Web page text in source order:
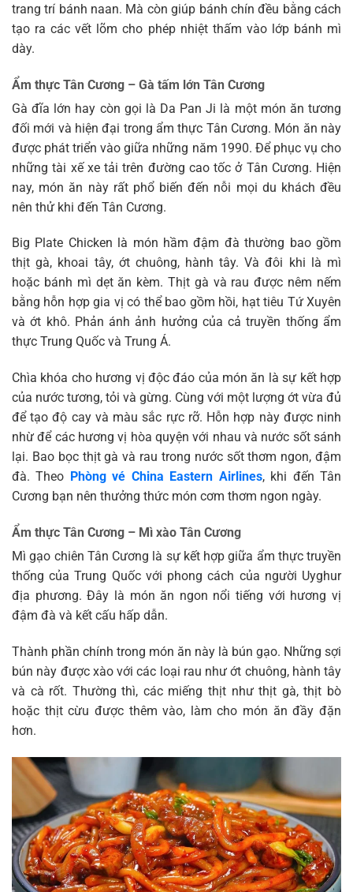
trang trí bánh naan. Mà còn giúp bánh chín đều bằng cách
tạo ra các vết lõm cho phép nhiệt thấm vào lớp bánh mì
dày.
Ẩm thực Tân Cương – Gà tấm lớn Tân Cương
Gà đĩa lớn hay còn gọi là Da Pan Ji là một món ăn tương
đối mới và hiện đại trong ẩm thực Tân Cương. Món ăn này
được phát triển vào giữa những năm 1990. Để phục vụ cho
những tài xế xe tải trên đường cao tốc ở Tân Cương. Hiện
nay, món ăn này rất phổ biến đến nỗi mọi du khách đều
nên thử khi đến Tân Cương.
Big Plate Chicken là món hầm đậm đà thường bao gồm
thịt gà, khoai tây, ớt chuông, hành tây. Và đôi khi là mì
hoặc bánh mì dẹt ăn kèm. Thịt gà và rau được nêm nếm
bằng hỗn hợp gia vị có thể bao gồm hồi, hạt tiêu Tứ Xuyên
và ớt khô. Phản ánh ảnh hưởng của cả truyền thống ẩm
thực Trung Quốc và Trung Á.
Chìa khóa cho hương vị độc đáo của món ăn là sự kết hợp
của nước tương, tỏi và gừng. Cùng với một lượng ớt vừa đủ
để tạo độ cay và màu sắc rực rỡ. Hỗn hợp này được ninh
nhừ để các hương vị hòa quyện với nhau và nước sốt sánh
lại. Bao bọc thịt gà và rau trong nước sốt thơm ngon, đậm
đà. Theo Phòng vé China Eastern Airlines, khi đến Tân
Cương bạn nên thưởng thức món cơm thơm ngon ngày.
Ẩm thực Tân Cương – Mì xào Tân Cương
Mì gạo chiên Tân Cương là sự kết hợp giữa ẩm thực truyền
thống của Trung Quốc với phong cách của người Uyghur
địa phương. Đây là món ăn ngon nổi tiếng với hương vị
đậm đà và kết cấu hấp dẫn.
Thành phần chính trong món ăn này là bún gạo. Những sợi
bún này được xào với các loại rau như ớt chuông, hành tây
và cà rốt. Thường thì, các miếng thịt như thịt gà, thịt bò
hoặc thịt cừu được thêm vào, làm cho món ăn đầy đặn
hơn.